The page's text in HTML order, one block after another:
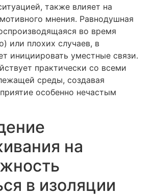
также влияет на
мнения. Равнодушная
во время
или плохих случаев, в
инициировать уместные связи.
практически со всеми
среды, создавая
особенно нечастым
на
в изоляции